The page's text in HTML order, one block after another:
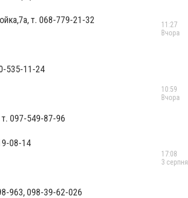
т. 068-779-21-32
535-11-24
097-549-87-96
08-14
963, 098-39-62-026
11:27
Вчора
10:59
Вчора
17:08
3 серпня